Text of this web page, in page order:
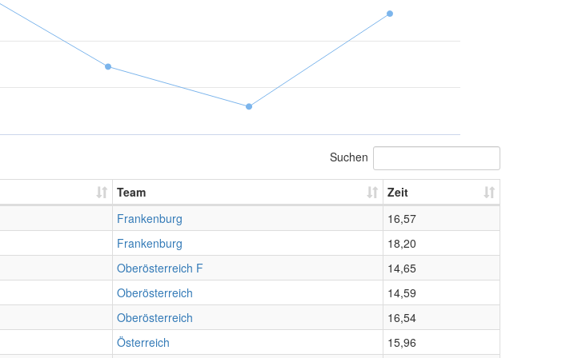
Suchen
Team
Zeit
Frankenburg
16,57
Frankenburg
18,20
Oberösterreich F
14,65
Oberösterreich
14,59
Oberösterreich
16,54
Österreich
15,96